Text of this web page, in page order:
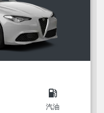
local_gas_station
汽油